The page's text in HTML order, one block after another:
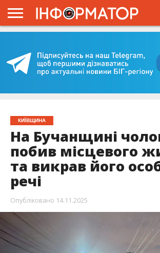
ПРОЄКТ
КИЇВЩИНА
На Бучанщині
побив місцевого
та викрав його
речі
Опубліковано 14.11.2025